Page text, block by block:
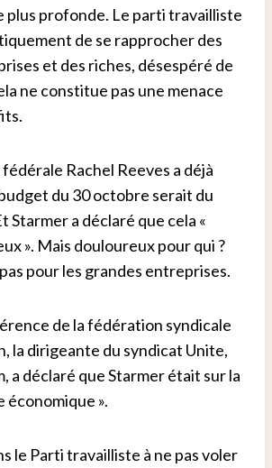
plus profonde. Le parti travailliste
de se rapprocher des
et des riches, désespéré de
ne constitue pas une menace
Rachel Reeves a déjà
du 30 octobre serait du
Starmer a déclaré que cela «
». Mais douloureux pour qui ?
pour les grandes entreprises.
de la fédération syndicale
la dirigeante du syndicat Unite,
a déclaré que Starmer était sur la
économique ».
le Parti travailliste à ne pas voler